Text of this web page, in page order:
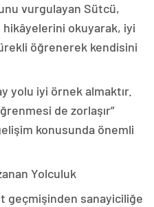
vurgulayan Sütcü,
hikâyelerini okuyarak, iyi
öğrenerek kendisini
yolu iyi örnek almaktır.
de zorlaşır”
konusunda önemli
Yolculuk
geçmişinden sanayiciliğe